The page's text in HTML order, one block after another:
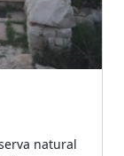
natural